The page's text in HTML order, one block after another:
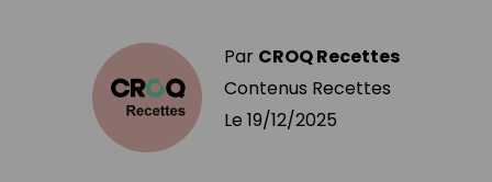
Par CROQ Recettes
Contenus Recettes
Le 19/12/2025